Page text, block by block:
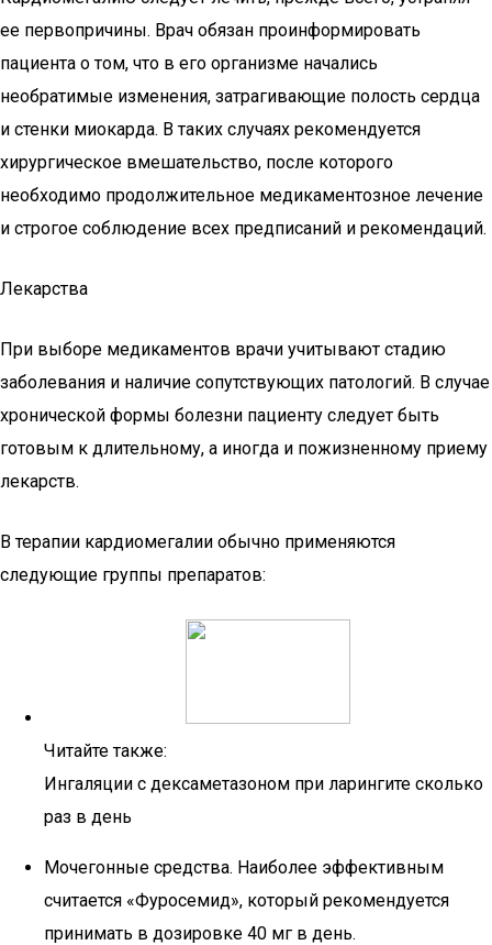
ее первопричины. Врач обязан проинформировать
пациента о том, что в его организме начались
необратимые изменения, затрагивающие полость сердца
и стенки миокарда. В таких случаях рекомендуется
хирургическое вмешательство, после которого
необходимо продолжительное медикаментозное лечение
и строгое соблюдение всех предписаний и рекомендаций.
Лекарства
При выборе медикаментов врачи учитывают стадию
заболевания и наличие сопутствующих патологий. В случае
хронической формы болезни пациенту следует быть
готовым к длительному, а иногда и пожизненному приему
лекарств.
В терапии кардиомегалии обычно применяются
следующие группы препаратов:
Читайте также:
Ингаляции с дексаметазоном при ларингите сколько
раз в день
Мочегонные средства. Наиболее эффективным
считается «Фуросемид», который рекомендуется
принимать в дозировке 40 мг в день.